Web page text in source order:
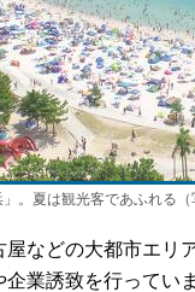
。夏は観光客であふれる（
などの大都市エリ
業誘致を行っていま